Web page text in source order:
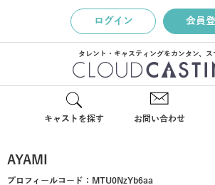
ログイン 会員
タレント・キャスティングをカンタン、ス
キャストを探す お問い合わせ
AYAMI
プロフィールコード： MTU0NzYb6aa